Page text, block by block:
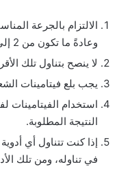
الالتزام بالجرعة
وعادةً ما تكون من 2 إلى 3 أقراص يوميًا.
لا ينصح بتناول تلك
يجب بلع فيتامينات
استخدام
النتيجة المطلوبة.
إذا كنت تتناول أي
في تناوله، ومن تلك